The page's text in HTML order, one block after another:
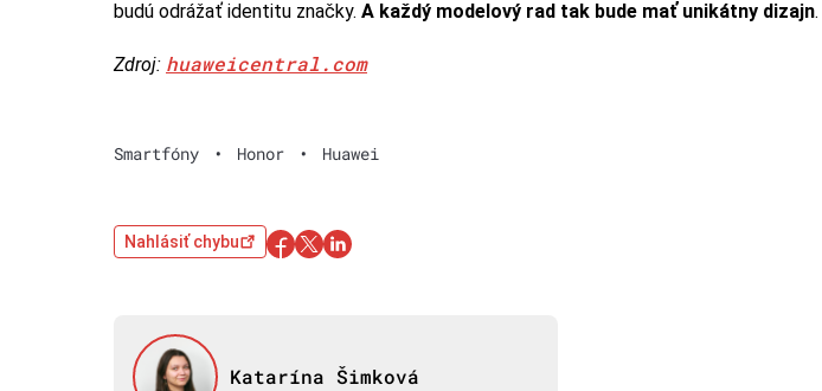
budú odrážať identitu značky. A každý modelový rad tak bude mať unikátny dizajn.
Zdroj: huaweicentral.com
Smartfóny • Honor • Huawei
Nahlásiť chybu
Katarína Šimková